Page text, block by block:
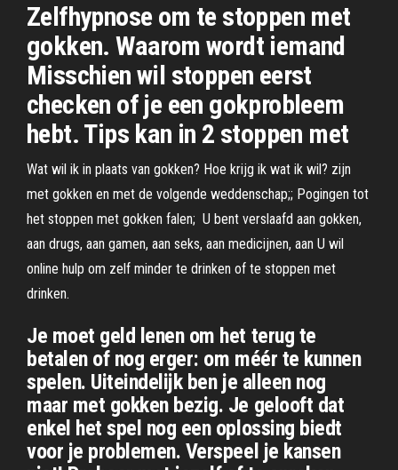
Zelfhypnose om te stoppen met
gokken. Waarom wordt iemand
Misschien wil stoppen eerst
checken of je een gokprobleem
hebt. Tips kan in 2 stoppen met
Wat wil ik in plaats van gokken? Hoe krijg ik wat ik wil? zijn
met gokken en met de volgende weddenschap;; Pogingen tot
het stoppen met gokken falen; U bent verslaafd aan gokken,
aan drugs, aan gamen, aan seks, aan medicijnen, aan U wil
online hulp om zelf minder te drinken of te stoppen met
drinken.
Je moet geld lenen om het terug te
betalen of nog erger: om méér te kunnen
spelen. Uiteindelijk ben je alleen nog
maar met gokken bezig. Je gelooft dat
enkel het spel nog een oplossing biedt
voor je problemen. Verspeel je kansen